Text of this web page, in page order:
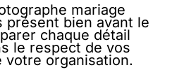
mariage
présent bien avant le
chaque détail
le respect de vos
votre organisation.